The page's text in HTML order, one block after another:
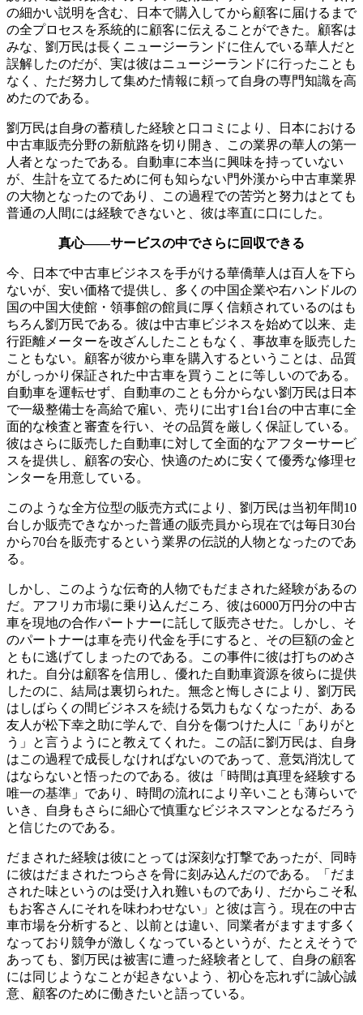
の細かい説明を含む、日本で購入してから顧客に届けるまで
の全プロセスを系統的に顧客に伝えることができた。顧客は
みな、劉万民は長くニュージーランドに住んでいる華人だと
誤解したのだが、実は彼はニュージーランドに行ったことも
なく、ただ努力して集めた情報に頼って自身の専門知識を高
めたのである。
劉万民は自身の蓄積した経験と口コミにより、日本における
中古車販売分野の新航路を切り開き、この業界の華人の第一
人者となったである。自動車に本当に興味を持っていない
が、生計を立てるために何も知らない門外漢から中古車業界
の大物となったのであり、この過程での苦労と努力はとても
普通の人間には経験できないと、彼は率直に口にした。
真心——サービスの中でさらに回収できる
今、日本で中古車ビジネスを手がける華僑華人は百人を下ら
ないが、安い価格で提供し、多くの中国企業や右ハンドルの
国の中国大使館・領事館の館員に厚く信頼されているのはも
ちろん劉万民である。彼は中古車ビジネスを始めて以来、走
行距離メーターを改ざんしたこともなく、事故車を販売した
こともない。顧客が彼から車を購入するということは、品質
がしっかり保証された中古車を買うことに等しいのである。
自動車を運転せず、自動車のことも分からない劉万民は日本
で一級整備士を高給で雇い、売りに出す1台1台の中古車に全
面的な検査と審査を行い、その品質を厳しく保証している。
彼はさらに販売した自動車に対して全面的なアフターサービ
スを提供し、顧客の安心、快適のために安くて優秀な修理セ
ンターを用意している。
このような全方位型の販売方式により、劉万民は当初年間10
台しか販売できなかった普通の販売員から現在では毎日30台
から70台を販売するという業界の伝説的人物となったのであ
る。
しかし、このような伝奇的人物でもだまされた経験があるの
だ。アフリカ市場に乗り込んだころ、彼は6000万円分の中古
車を現地の合作パートナーに託して販売させた。しかし、そ
のパートナーは車を売り代金を手にすると、その巨額の金と
ともに逃げてしまったのである。この事件に彼は打ちのめさ
れた。自分は顧客を信用し、優れた自動車資源を彼らに提供
したのに、結局は裏切られた。無念と悔しさにより、劉万民
はしばらくの間ビジネスを続ける気力もなくなったが、ある
友人が松下幸之助に学んで、自分を傷つけた人に「ありがと
う」と言うようにと教えてくれた。この話に劉万民は、自身
はこの過程で成長しなければないのであって、意気消沈して
はならないと悟ったのである。彼は「時間は真理を経験する
唯一の基準」であり、時間の流れにより辛いことも薄らいで
いき、自身もさらに細心で慎重なビジネスマンとなるだろう
と信じたのである。
だまされた経験は彼にとっては深刻な打撃であったが、同時
に彼はだまされたつらさを骨に刻み込んだのである。「だま
された味というのは受け入れ難いものであり、だからこそ私
もお客さんにそれを味わわせない」と彼は言う。現在の中古
車市場を分析すると、以前とは違い、同業者がますます多く
なっており競争が激しくなっているというが、たとえそうで
あっても、劉万民は被害に遭った経験者として、自身の顧客
には同じようなことが起きないよう、初心を忘れずに誠心誠
意、顧客のために働きたいと語っている。